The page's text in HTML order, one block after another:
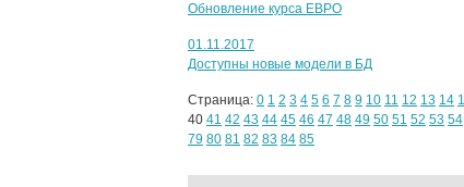
Обновление курса ЕВРО
01.11.2017
Доступны новые модели в БД
Страница: 0 1 2 3 4 5 6 7 8 9 10 11 12 13 14
40 41 42 43 44 45 46 47 48 49 50 51 52 53 54
79 80 81 82 83 84 85